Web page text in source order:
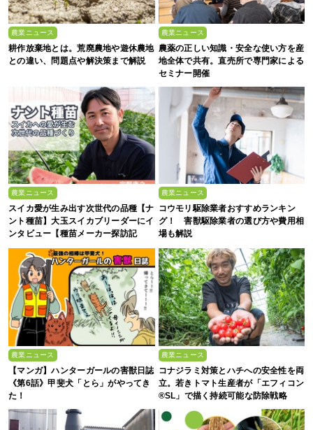
農業ニュース
耕作放棄地とは。荒廃農地や遊休農地
との違い、問題点や解決策まで解説
農業ニュース
農薬の正しい知識・安全な使い方を産
地全体で共有。直売所で専門家による
セミナー開催
農業ニュース
スイカ愛が生み出す次世代の品種【ナ
ント種苗】大玉スイカブリーダーにイ
ンタビュー【種苗メーカー探訪記
Vol.4】
農業ニュース
コウモリ駆除業者おすすめランキン
グ！ 害獣駆除業者の選び方や費用相
場も解説
農業ニュース
【マンガ】ハンターガールの害獣日誌
《第6話》甲斐犬「とら」がやってき
た！
農業ニュース
コナジラミ対策とハチへの安全性を両
立。若きトマト生産者が「エフィコン
®SL」で描く持続可能な防除戦略